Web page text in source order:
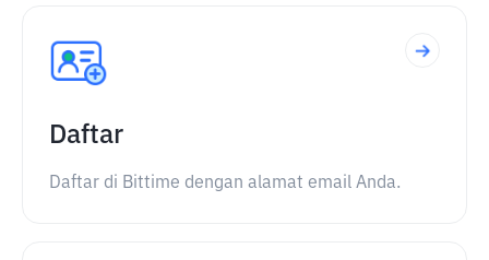
Daftar
Daftar di Bittime dengan alamat email Anda.